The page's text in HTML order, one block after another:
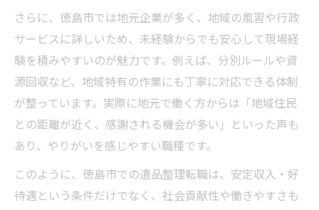
さらに、徳島市では地元企業が多く、地域の風習や行政
サービスに詳しいため、未経験からでも安心して現場経
験を積みやすいのが魅力です。例えば、分別ルールや資
源回収など、地域特有の作業にも丁寧に対応できる体制
が整っています。実際に地元で働く方からは「地域住民
との距離が近く、感謝される機会が多い」といった声も
あり、やりがいを感じやすい職種です。
このように、徳島市での遺品整理転職は、安定収入・好
待遇という条件だけでなく、社会貢献性や働きやすさも